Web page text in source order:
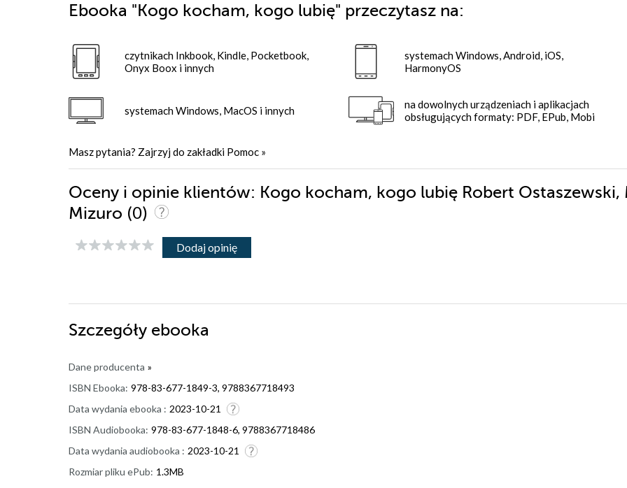
Ebooka "Kogo kocham, kogo lubię" przeczytasz na:
czytnikach Inkbook, Kindle, Pocketbook,
Onyx Boox i innych
systemach Windows, MacOS i innych
systemach Windows, Android, iOS,
HarmonyOS
na dowolnych urządzeniach i aplikacjach
obsługujących formaty: PDF, EPub, Mobi
Masz pytania? Zajrzyj do zakładki Pomoc »
Oceny i opinie klientów: Kogo kocham, kogo lubię Robert Ostaszewski,
Mizuro (0)
Dodaj opinię
Szczegóły ebooka
Dane producenta »
ISBN Ebooka: 978-83-677-1849-3, 9788367718493
Data wydania ebooka : 2023-10-21
ISBN Audiobooka: 978-83-677-1848-6, 9788367718486
Data wydania audiobooka : 2023-10-21
Rozmiar pliku ePub: 1.3MB